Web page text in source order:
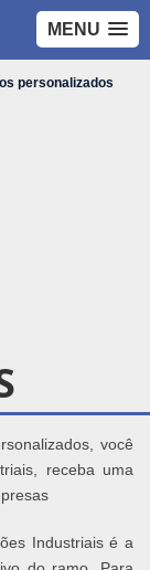
MENU
personalizados
você
receba uma
Industriais é a